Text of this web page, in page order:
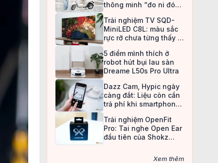
thông minh “đo ni đóng
Trải nghiệm TV SQD-
MiniLED C8L: màu sắc
rực rỡ chưa từng thấy ở
5 điểm mình thích ở
robot hút bụi lau sàn
Dreame L50s Pro Ultra
Dazz Cam, Hypic ngày
càng đắt: Liệu còn cần
trả phí khi smartphone
Trải nghiệm OpenFit
Pro: Tai nghe Open Ear
đầu tiên của Shokz
Xem thêm